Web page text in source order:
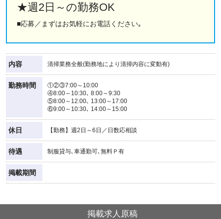
★週2日～の勤務OK
■応募／まずはお気軽にお電話ください｡
内容 清掃業務全般(勤務地により清掃内容に変動有)
勤務時間
①②③7:00～10:00
④8:00～10:30､ 8:00～9:30
⑤8:00～12:00､ 13:00～17:00
⑥9:00～10:30､ 14:00～15:00
休日 【勤務】週2日～6日／日数応相談
待遇 制服貸与､車通勤可､無料Ｐ有
掲載期間
掲載求人原稿